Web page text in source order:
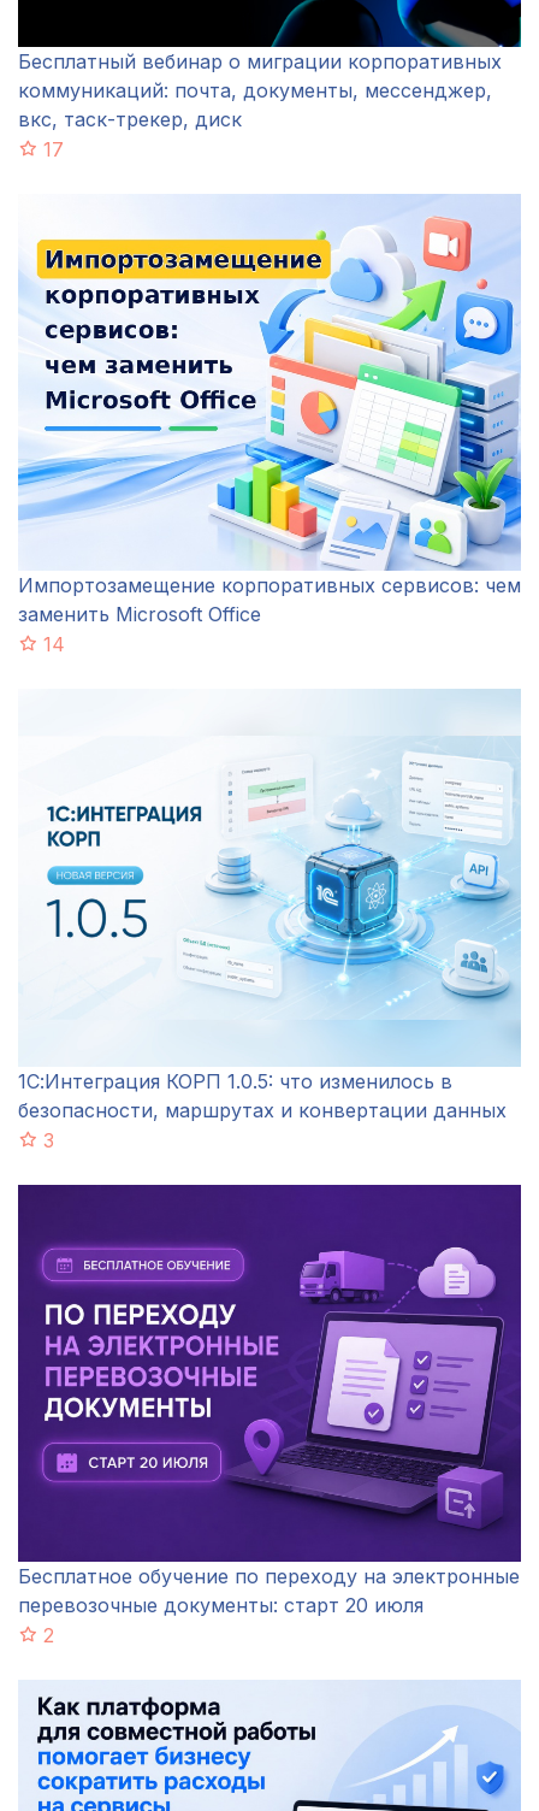
Бесплатный вебинар о миграции корпоративных
коммуникаций: почта, документы, мессенджер,
вкс, таск-трекер, диск
17
Импортозамещение корпоративных сервисов: чем
заменить Microsoft Office
14
1С:Интеграция КОРП 1.0.5: что изменилось в
безопасности, маршрутах и конвертации данных
3
Бесплатное обучение по переходу на электронные
перевозочные документы: старт 20 июля
2